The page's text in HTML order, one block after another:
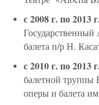
с 2008 г. по 2013
Государственный
балета п/р Н.
с 2010 г. по 2013
балетной труппы
оперы и балета